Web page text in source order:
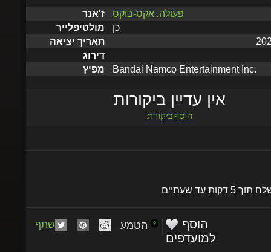
מולטיפלייר
כן
תאריך יציאה
דירוג
מפיץ
הוסף ביקורת
למועדפים